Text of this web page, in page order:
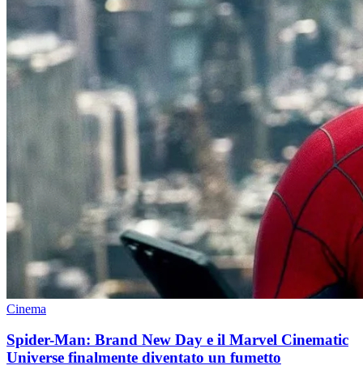
Cinema
Spider-Man: Brand New Day e il Marvel Cinematic
Universe finalmente diventato un fumetto